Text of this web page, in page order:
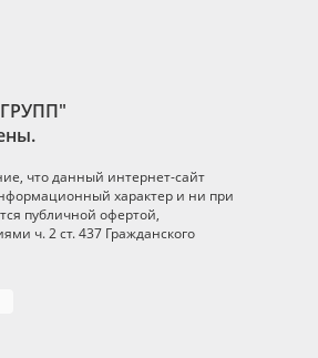
что данный интернет-сайт
характер и ни при
публичной офертой,
ч. 2 ст. 437 Гражданского